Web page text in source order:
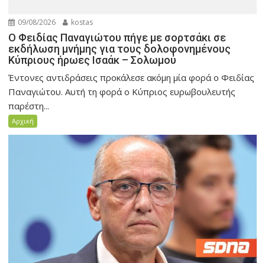
09/08/2026 kostas
Ο Φειδίας Παναγιώτου πήγε με σορτσάκι σε
εκδήλωση μνήμης για τους δολοφονημένους
Κύπριους ήρωες Ισαάκ – Σολωμού
Έντονες αντιδράσεις προκάλεσε ακόμη μία φορά ο Φειδίας
Παναγιώτου. Αυτή τη φορά ο Κύπριος ευρωβουλευτής
παρέστη...
Αρχική